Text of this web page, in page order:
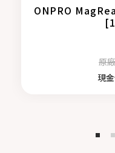
ONPRO
原
現